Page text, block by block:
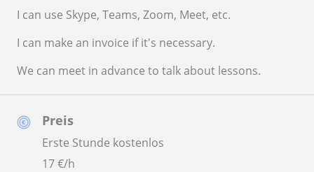
Preis
Erste Stunde kostenlos
17€/h
I can use Skype, Teams, Zoom, Meet, etc.
I can make an invoice if it's necessary.
We can meet in advance to talk about lessons.